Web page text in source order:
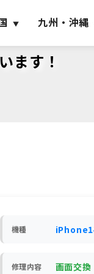
九州・沖縄
ます！
機種
修理内容 画面交換